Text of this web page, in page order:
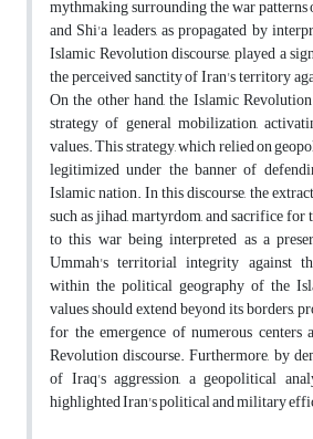
mythmaking surrounding the war
and Shi'a leaders, as propagated by
Islamic Revolution discourse, played a
the perceived sanctity of Iran's territory
On the other hand, the Islamic
strategy of general mobilization,
values. This strategy, which relied on
legitimized under the banner of
Islamic nation. In this discourse, the
such as jihad, martyrdom, and sacrifice
to this war being interpreted as a
Ummah's territorial integrity against
within the political geography of the
values should extend beyond its borders,
for the emergence of numerous centers
Revolution discourse. Furthermore, by
of Iraq's aggression, a geopolitical
highlighted Iran's political and military